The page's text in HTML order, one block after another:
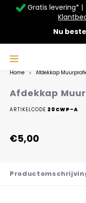
Betaalmethoden
Nederlands
Gratis levering* |
Nu
Zomer Deals: Tot
veranda's +
Home Afdekkap
Afdekkap
ARTIKELCODE 20CWP-A
€5,00